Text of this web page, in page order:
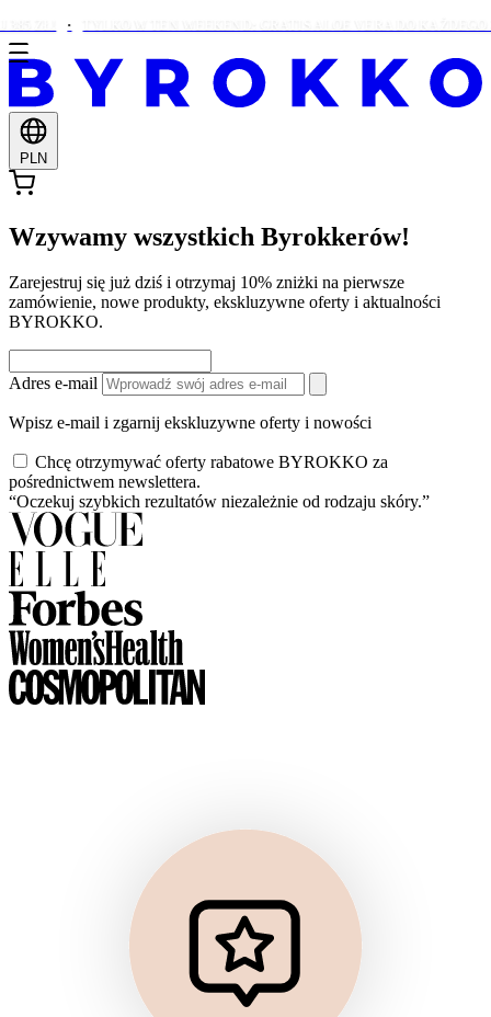
PLN
Wzywamy wszystkich Byrokkerów!
Zarejestruj się już dziś i otrzymaj 10% zniżki na pierwsze
zamówienie, nowe produkty, ekskluzywne oferty i aktualności
BYROKKO.
Adres e-mail
Wpisz e-mail i zgarnij ekskluzywne oferty i nowości
Chcę otrzymywać oferty rabatowe BYROKKO za
pośrednictwem newslettera.
“Oczekuj szybkich rezultatów niezależnie od rodzaju skóry.”